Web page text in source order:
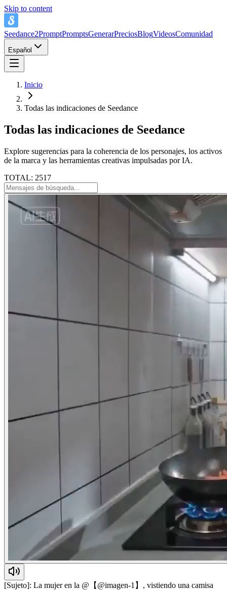
Skip to content
Seedance2PromptPromptsGenerarPreciosBlogVideosComunidad
Español
Inicio
Todas las indicaciones de Seedance
Todas las indicaciones de Seedance
Explore sugerencias para la coherencia de los personajes, los activos
de la marca y las herramientas creativas impulsadas por IA.
TOTAL: 2517
[Sujeto]: La mujer en la @【@imagen-1】, vistiendo una camisa